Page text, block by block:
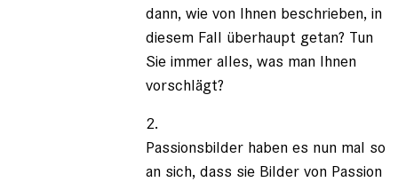
dann, wie von Ihnen beschrieben, in
diesem Fall überhaupt getan? Tun
Sie immer alles, was man Ihnen
vorschlägt?
2.
Passionsbilder haben es nun mal so
an sich, dass sie Bilder von Passion